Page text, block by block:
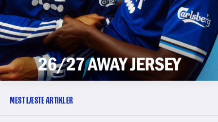
MEST LÆSTE ARTIKLER